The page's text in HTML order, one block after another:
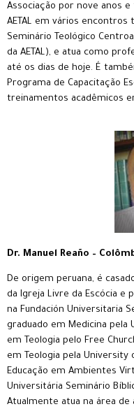
Associação por nove anos
AETAL em vários
Seminário Teológico
da AETAL), e atua como
até os dias de hoje. É
Programa de Capacitação
treinamentos acadêmicos
Dr. Manuel Reaño –
De origem peruana, é
da Igreja Livre da Escócia e
na Fundación Universitaria
graduado em Medicina pela
em Teologia pelo Free
em Teologia pela University
Educação em Ambientes
Universitária Seminário
Atualmente atua na área de